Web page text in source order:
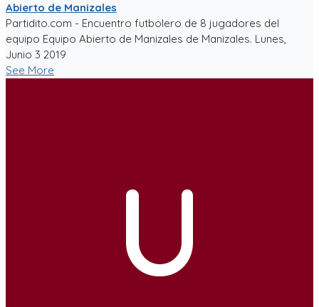
Abierto de Manizales
Partidito.com - Encuentro futbolero de 8 jugadores del
equipo Equipo Abierto de Manizales de Manizales. Lunes,
Junio 3 2019
See More
U